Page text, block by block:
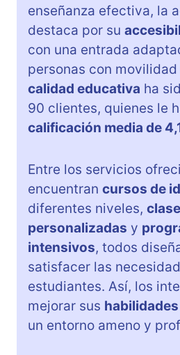
enseñanza efectiva, la
destaca por su
con una entrada
personas con
calidad educativa ha
90 clientes, quienes le
calificación media de
Entre los servicios
encuentran cursos de
diferentes niveles,
personalizadas y
intensivos, todos
satisfacer las
estudiantes. Así, los
mejorar sus
un entorno ameno y